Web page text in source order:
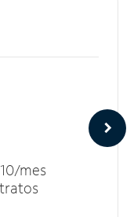
mes